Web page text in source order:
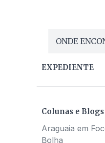
ONDE
EXPEDIENTE
Colunas e Blogs
Araguaia em
Bolha